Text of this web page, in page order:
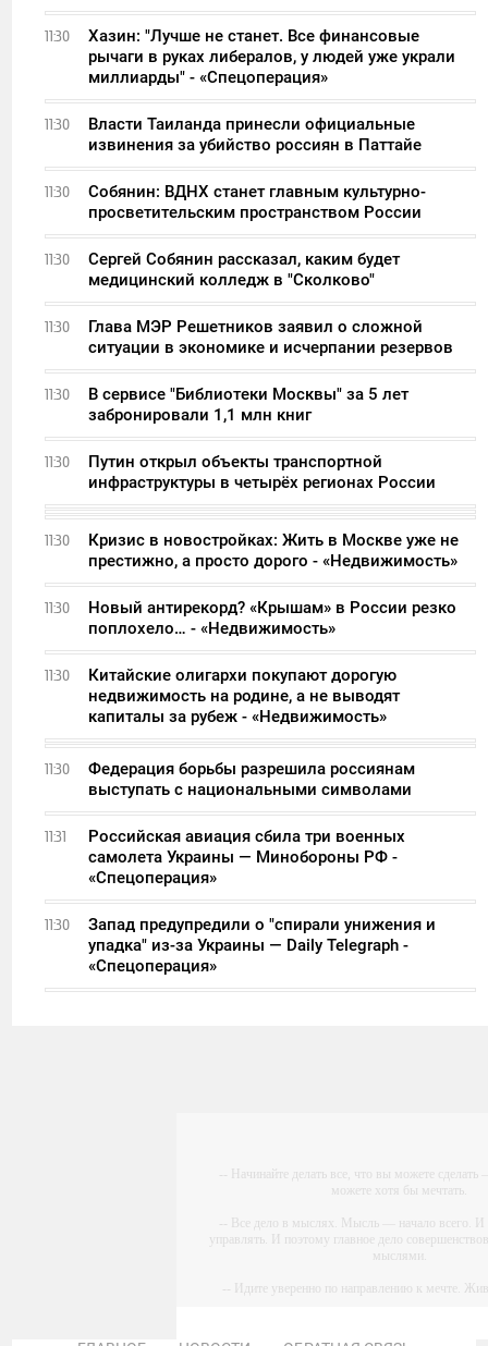
11:30
Хазин: "Лучше не станет. Все финансовые
рычаги в руках либералов, у людей уже украли
миллиарды" - «Спецоперация»
11:30
Власти Таиланда принесли официальные
извинения за убийство россиян в Паттайе
11:30
Собянин: ВДНХ станет главным культурно-
просветительским пространством России
11:30
Сергей Собянин рассказал, каким будет
медицинский колледж в "Сколково"
11:30
Глава МЭР Решетников заявил о сложной
ситуации в экономике и исчерпании резервов
11:30
В сервисе "Библиотеки Москвы" за 5 лет
забронировали 1,1 млн книг
11:30
Путин открыл объекты транспортной
инфраструктуры в четырёх регионах России
11:30
Кризис в новостройках: Жить в Москве уже не
престижно, а просто дорого - «Недвижимость»
11:30
Новый антирекорд? «Крышам» в России резко
поплохело… - «Недвижимость»
11:30
Китайские олигархи покупают дорогую
недвижимость на родине, а не выводят
капиталы за рубеж - «Недвижимость»
11:30
Федерация борьбы разрешила россиянам
выступать с национальными символами
11:31
Российская авиация сбила три военных
самолета Украины — Минобороны РФ -
«Спецоперация»
11:30
Запад предупредили о "спирали унижения и
упадка" из-за Украины — Daily Telegraph -
«Спецоперация»
-- Начинайте делать все, что вы можете сделать
можете хотя бы мечтать.
-- Все дело в мыслях. Мысль — начало всего.
управлять. И поэтому главное дело
мыслями.
-- Идите уверенно по направлению к мечте.